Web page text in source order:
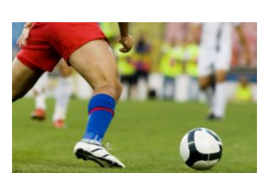
BFM
TV
n’était
pas
autorisée
retransmettre
la
finale